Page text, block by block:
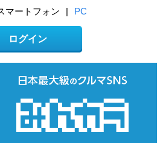
マートフォン | PC
ログイン